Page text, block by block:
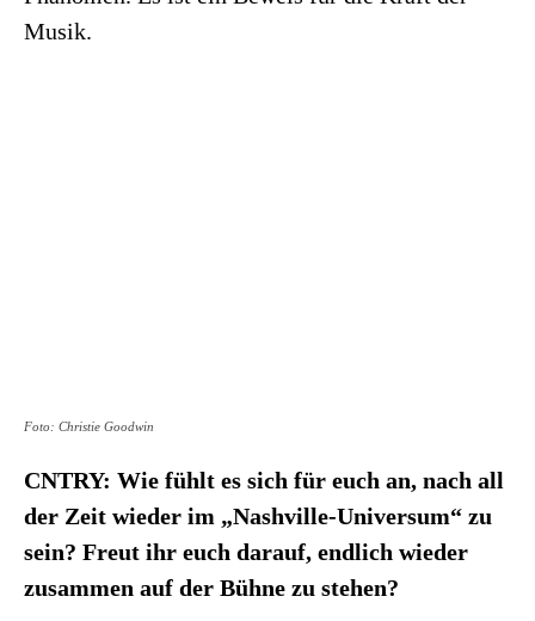
Musik.
Foto: Christie Goodwin
CNTRY: Wie fühlt es sich für euch an, nach all
der Zeit wieder im „Nashville-Universum“ zu
sein? Freut ihr euch darauf, endlich wieder
zusammen auf der Bühne zu stehen?